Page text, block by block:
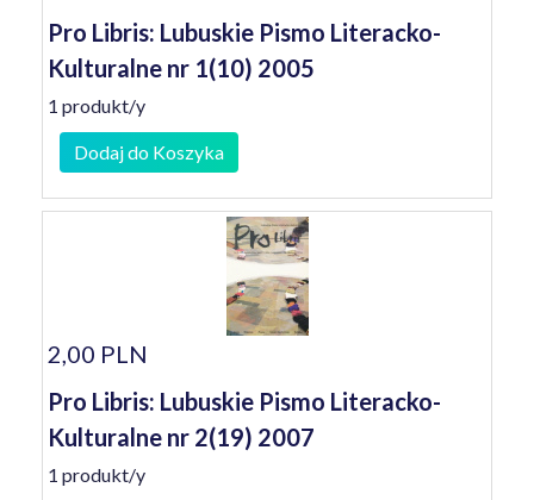
Pro Libris: Lubuskie Pismo Literacko-
Kulturalne nr 1(10) 2005
1 produkt/y
Dodaj do Koszyka
2,00 PLN
Pro Libris: Lubuskie Pismo Literacko-
Kulturalne nr 2(19) 2007
1 produkt/y